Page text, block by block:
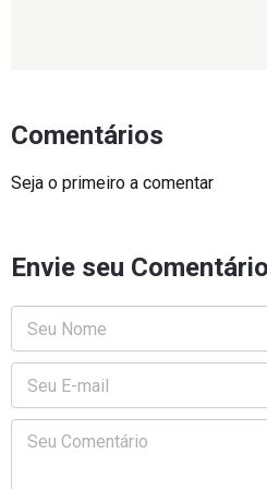
Comentários
Seja o primeiro a comentar
Envie seu Comentário